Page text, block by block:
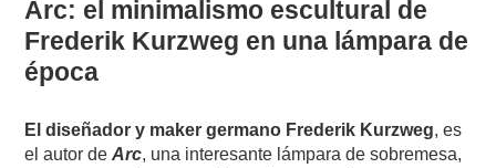
Arc: el minimalismo escultural de
Frederik Kurzweg en una lámpara de
época
El diseñador y maker germano Frederik Kurzweg, es
el autor deArc, una interesante lámpara de sobremesa,